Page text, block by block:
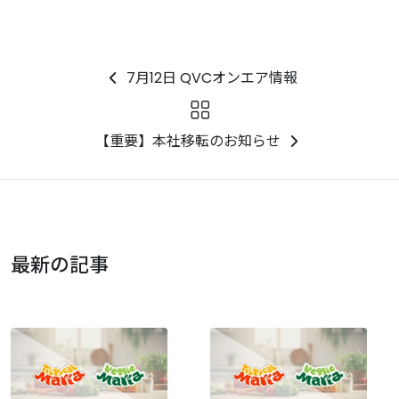
7月12日 QVCオンエア情報
【重要】本社移転のお知らせ
最新の記事